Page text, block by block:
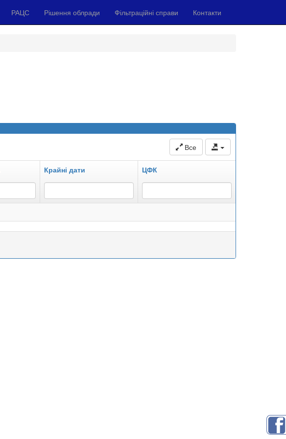
РАЦС Рішення облради Фільтраційні справи Контакти
Все
Крайні дати ЦФК